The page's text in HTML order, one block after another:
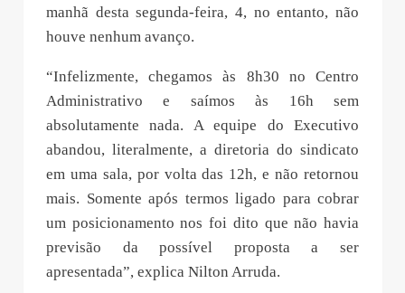
manhã desta segunda-feira, 4, no entanto, não
houve nenhum avanço.
“Infelizmente, chegamos às 8h30 no Centro
Administrativo e saímos às 16h sem
absolutamente nada. A equipe do Executivo
abandou, literalmente, a diretoria do sindicato
em uma sala, por volta das 12h, e não retornou
mais. Somente após termos ligado para cobrar
um posicionamento nos foi dito que não havia
previsão da possível proposta a ser
apresentada”, explica Nilton Arruda.